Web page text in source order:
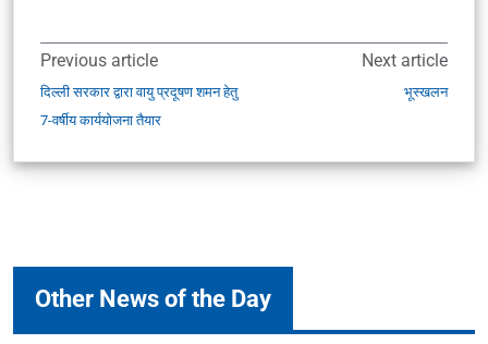
Previous article
दिल्ली सरकार द्वारा वायु प्रदूषण शमन हेतु
7-वर्षीय कार्ययोजना तैयार
Next article
भूस्खलन
Other News of the Day